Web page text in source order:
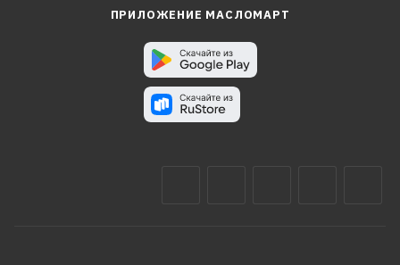
ПРИЛОЖЕНИЕ МАСЛОМАРТ